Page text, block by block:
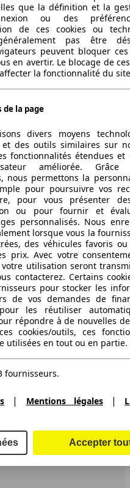
100km
5
responsabilité concernant
Haut
en ligne de
que la définition et la
ou des
de ces cookies ou
pas être
peuvent bloquer ces
en avertir. Le blocage de
la fonctionnalité du
la page
divers moyens
et des outils similaires sur
fonctionnalités étendues et
améliorée.
nous permettons la
pour poursuivre vos
pour vous présenter
ou pour fournir et
personnalisés. Nous
lorsque vous la
des véhicules favoris
prix. Avec votre
utilisation seront
contacterez. Certains
pour stocker les
de vos demandes de
les réutiliser
répondre à de nouvelles
cookies/outils, ces
utilisées en tout ou en partie.
fournisseurs.
| Mentions légales|
Accepter